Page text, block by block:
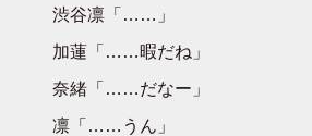
渋谷凛「……」
加蓮「……暇だね」
奈緒「……だなー」
凛「……うん」